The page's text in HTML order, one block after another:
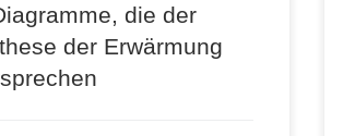
die der
der Erwärmung